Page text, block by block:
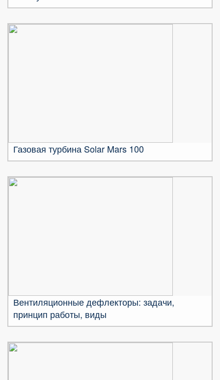
Газовая турбина Solar Mars 100
Вентиляционные дефлекторы: задачи,
принцип работы, виды